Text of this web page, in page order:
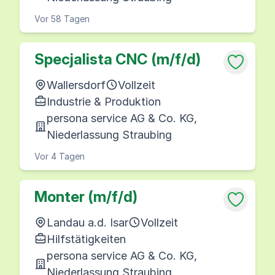
Vor 58 Tagen
Specjalista CNC (m/f/d)
Wallersdorf
Vollzeit
Industrie & Produktion
persona service AG & Co. KG,
Niederlassung Straubing
Vor 4 Tagen
Monter (m/f/d)
Landau a.d. Isar
Vollzeit
Hilfstätigkeiten
persona service AG & Co. KG,
Niederlassung Straubing